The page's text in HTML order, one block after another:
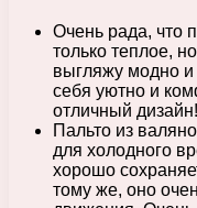
Очень рада, что
только теплое,
выгляжу модно и
себя уютно и
отличный дизайн!
Пальто из
для холодного
хорошо
тому же, оно